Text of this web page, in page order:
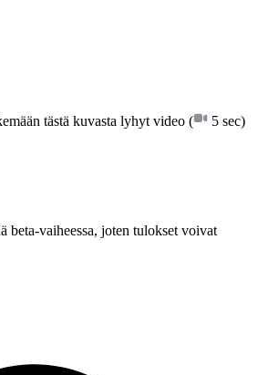
tästä kuvasta lyhyt video ( 5 sec)
beta-vaiheessa, joten tulokset voivat